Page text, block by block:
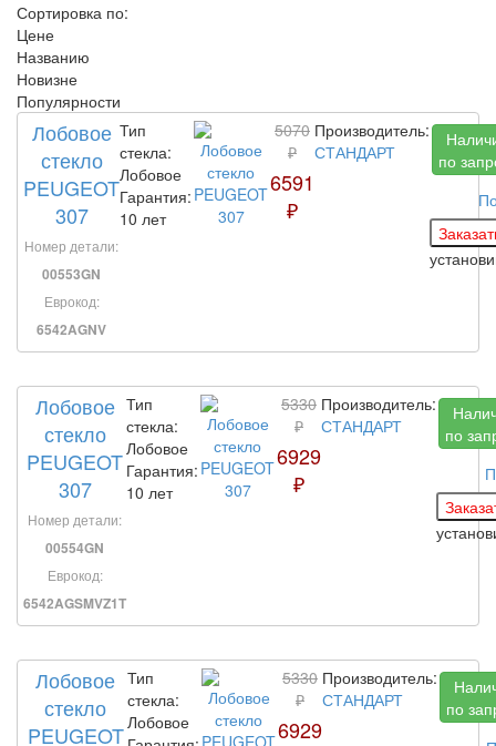
Сортировка по:
Цене
Названию
Новизне
Популярности
Лобовое
стекло
PEUGEOT
307
Номер детали:
00553GN
Еврокод:
6542AGNV
Тип
стекла:
Лобовое
Гарантия:
10 лет
5070
₽
6591
₽
Производитель:
СТАНДАРТ
по
Лобовое
стекло
PEUGEOT
307
Номер детали:
00554GN
Еврокод:
6542AGSMVZ1T
Тип
стекла:
Лобовое
Гарантия:
10 лет
5330
₽
6929
₽
Производитель:
СТАНДАРТ
по
Лобовое
стекло
PEUGEOT
Тип
стекла:
Лобовое
5330
₽
6929
Производитель:
СТАНДАРТ
по